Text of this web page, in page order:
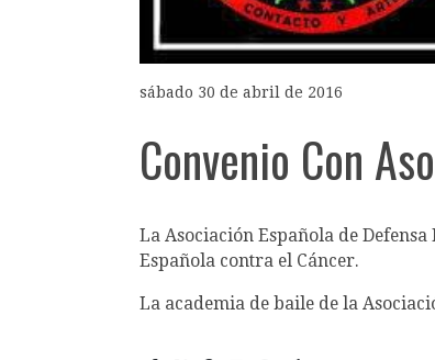
sábado 30 de abril de 2016
Convenio Con
La Asociación Española de
Española contra el Cáncer.
La academia de baile de la